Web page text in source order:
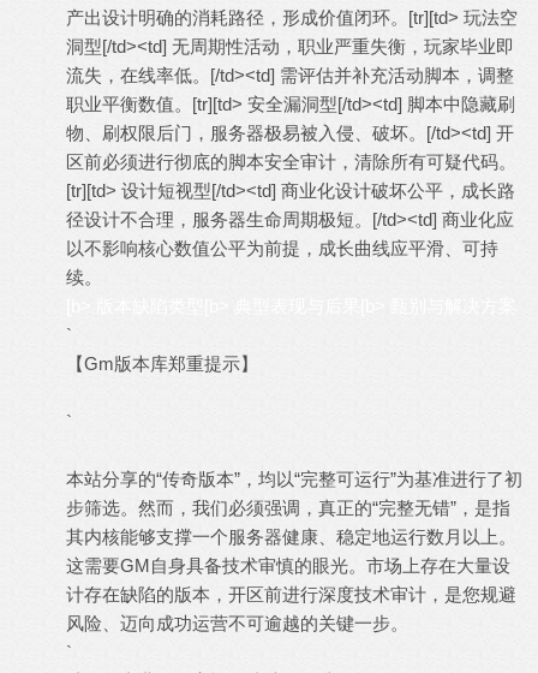
产出设计明确的消耗路径，形成价值闭环。[tr][td> 玩法空
洞型[/td><td] 无周期性活动，职业严重失衡，玩家毕业即
流失，在线率低。[/td><td] 需评估并补充活动脚本，调整
职业平衡数值。[tr][td> 安全漏洞型[/td><td] 脚本中隐藏刷
物、刷权限后门，服务器极易被入侵、破坏。[/td><td] 开
区前必须进行彻底的脚本安全审计，清除所有可疑代码。
[tr][td> 设计短视型[/td><td] 商业化设计破坏公平，成长路
径设计不合理，服务器生命周期极短。[/td><td] 商业化应
以不影响核心数值公平为前提，成长曲线应平滑、可持
续。
`
【Gm版本库郑重提示】
`
本站分享的“传奇版本”，均以“完整可运行”为基准进行了初
步筛选。然而，我们必须强调，真正的“完整无错”，是指
其内核能够支撑一个服务器健康、稳定地运行数月以上。
这需要GM自身具备技术审慎的眼光。市场上存在大量设
计存在缺陷的版本，开区前进行深度技术审计，是您规避
风险、迈向成功运营不可逾越的关键一步。
`